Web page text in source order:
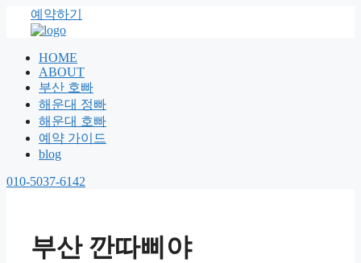
예약하기
HOME
ABOUT
부산 호빠
해운대 정빠
해운대 호빠
예약 가이드
blog
010-5037-6142
부산 깐따삐야